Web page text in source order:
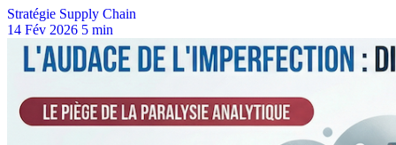
Stratégie Supply Chain
14 Fév 2026 5 min